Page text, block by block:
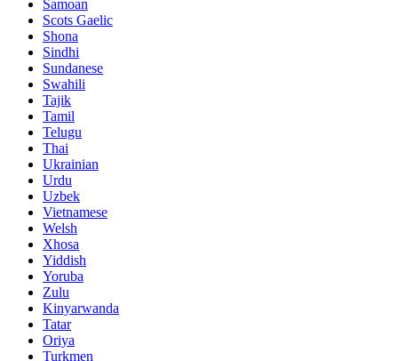
Samoan
Scots Gaelic
Shona
Sindhi
Sundanese
Swahili
Tajik
Tamil
Telugu
Thai
Ukrainian
Urdu
Uzbek
Vietnamese
Welsh
Xhosa
Yiddish
Yoruba
Zulu
Kinyarwanda
Tatar
Oriya
Turkmen